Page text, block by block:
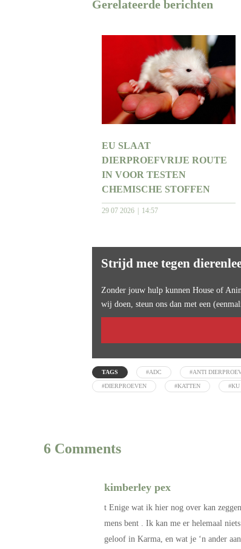
Gerelateerde berichten
EU SLAAT
DIERPROEFVRIJE ROUTE
IN VOOR TESTEN
CHEMISCHE STOFFEN
29 07 2026 14:57
Strijd mee tegen
Zonder jouw hulp kunnen House of
wij doen, steun ons dan met een
TAGS #ADC #ANTI
#DIERPROEVEN #KATTEN #KU
6 Comments
kimberley pex
t Enige wat ik hier nog over kan
mens bent . Ik kan me er helemaal
geloof in Karma, en wat je ‘n ander